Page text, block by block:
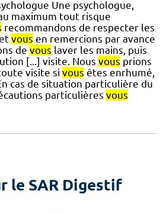
Une psychologue,
maximum tout risque
recommandons de respecter les
vous en remercions par avance
de vous laver les mains, puis
[...] visite. Nous vous prions
visite si vous êtes enrhumé,
cas de situation particulière du
particulières vous
le SAR Digestif